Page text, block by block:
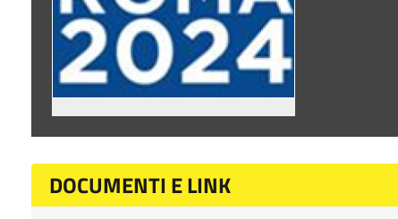
DOCUMENTI E LINK